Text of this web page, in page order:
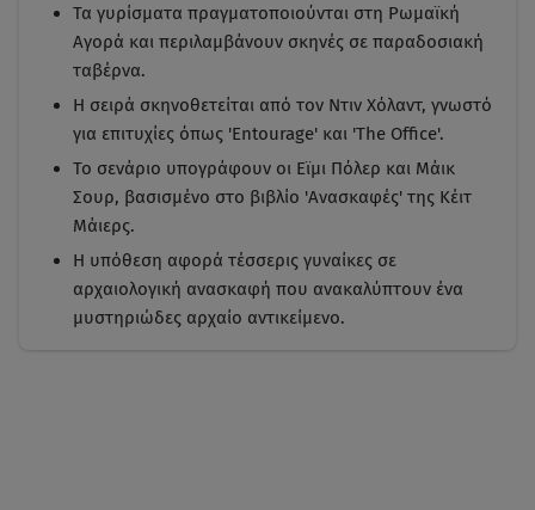
Τα γυρίσματα πραγματοποιούνται στη Ρωμαϊκή
Αγορά και περιλαμβάνουν σκηνές σε παραδοσιακή
ταβέρνα.
Η σειρά σκηνοθετείται από τον Ντιν Χόλαντ, γνωστό
για επιτυχίες όπως 'Entourage' και 'The Office'.
Το σενάριο υπογράφουν οι Εϊμι Πόλερ και Μάικ
Σουρ, βασισμένο στο βιβλίο 'Ανασκαφές' της Κέιτ
Μάιερς.
Η υπόθεση αφορά τέσσερις γυναίκες σε
αρχαιολογική ανασκαφή που ανακαλύπτουν ένα
μυστηριώδες αρχαίο αντικείμενο.